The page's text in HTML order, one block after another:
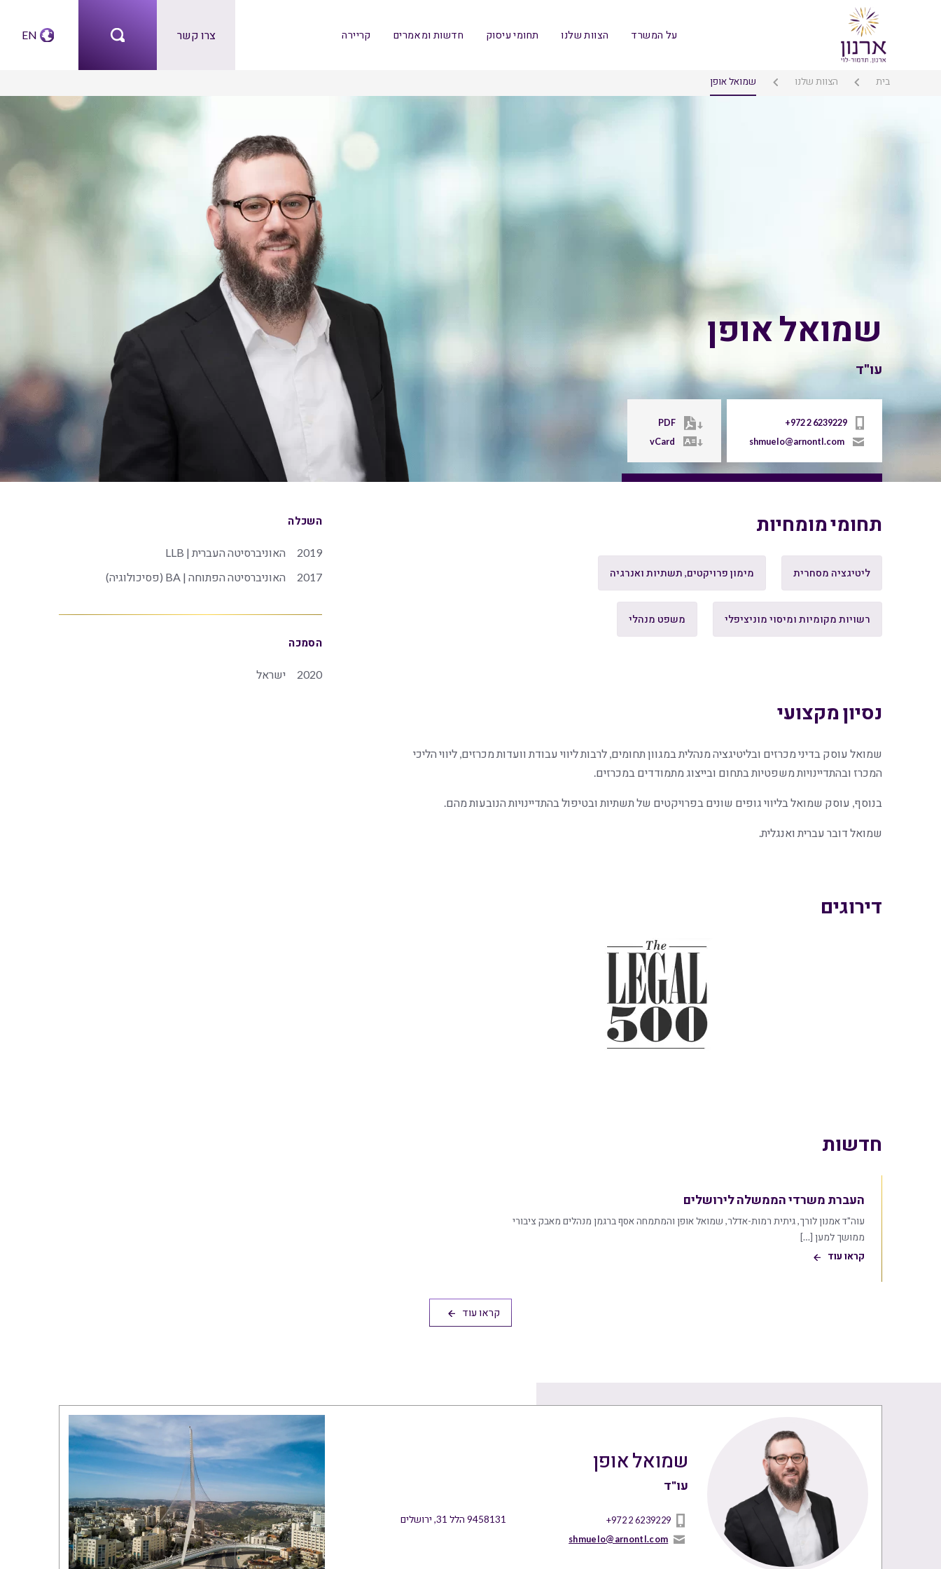
על המשרד הצוות שלנו תחומי עיסוק חדשות ומאמרים קריירה צרו קשר EN
בית הצוות שלנו שמואל אופן
שמואל אופן
עו"ד
+972 2 6239229
shmuelo@arnontl.com
PDF
vCard
תחומי מומחיות
ליטיגציה מסחרית מימון פרויקטים, תשתיות ואנרגיה
רשויות מקומיות ומיסוי מוניציפלי משפט מנהלי
נסיון מקצועי
שמואל עוסק בדיני מכרזים ובליטיגציה מנהלית במגוון תחומים, לרבות ליווי עבודת וועדות מכרזים, ליווי הליכי
המכרז ובהתדיינויות משפטיות בתחום ובייצוג מתמודדים במכרזים.
בנוסף, עוסק שמואל בליווי גופים שונים בפרויקטים של תשתיות ובטיפול בהתדיינויות הנובעות מהם.
שמואל דובר עברית ואנגלית.
דירוגים
השכלה
2019
האוניברסיטה העברית | LLB
2017
האוניברסיטה הפתוחה | BA (פסיכולוגיה)
הסמכה
2020 ישראל
חדשות
העברת משרדי הממשלה לירושלים
עוה"ד אמנון לורך, גיתית רמות-אדלר, שמואל אופן והמתמחה אסף ברגמן מנהלים מאבק ציבורי
ממושך למען […]
קראו עוד
קראו עוד
שמואל אופן
עו"ד
+972 2 6239229
shmuelo@arnontl.com
9458131 הלל 31, ירושלים